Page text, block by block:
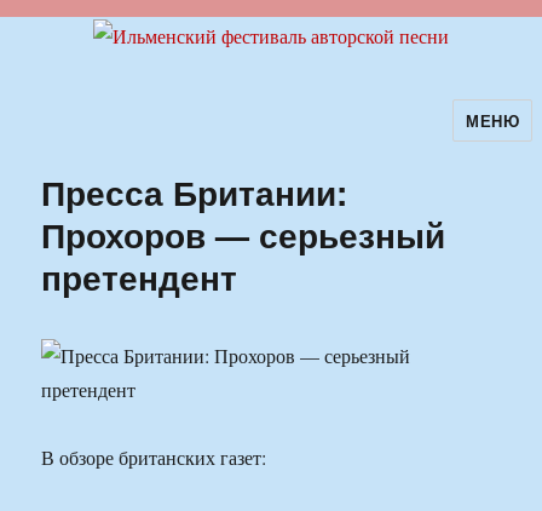
Ильменский фестиваль авторскойМЕНЮ
Пресса Британии:
Прохоров — серьезный
претендент
В обзоре британских газет: